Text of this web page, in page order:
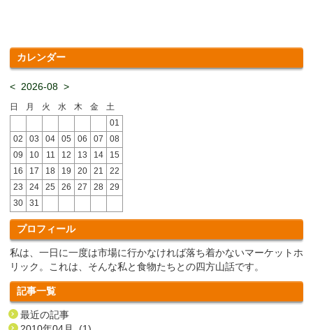
カレンダー
< 2026-08 >
日 月 火 水 木 金
土
01
02
03 04 05 06 07
08
09
10 11 12 13 14
15
16
17 18 19 20 21
22
23
24 25 26 27 28
29
30
31
プロフィール
私は、一日に一度は市場に行かなければ落ち着かないマーケットホ
リック。これは、そんな私と食物たちとの四方山話です。
記事一覧
最近の記事